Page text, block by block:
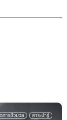
วมวล สาระน่ารู้